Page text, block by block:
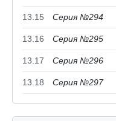
13.15 Серия №294
13.16 Серия №295
13.17 Серия №296
13.18 Серия №297